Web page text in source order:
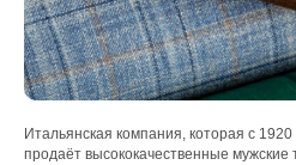
Итальянская компания, которая с 1920
продаёт высококачественные мужские